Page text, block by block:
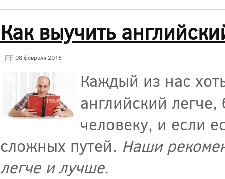
Как выучить
08 февраля 2016
Каждый из нас
английский
человеку, и если
сложных путей. Наши
легче и лучше.